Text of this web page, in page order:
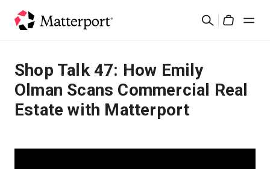
Suchen
Lösungen
Produkte
Shop Talk 47: How Emily
Olman Scans Commercial Real
Estate with Matterport